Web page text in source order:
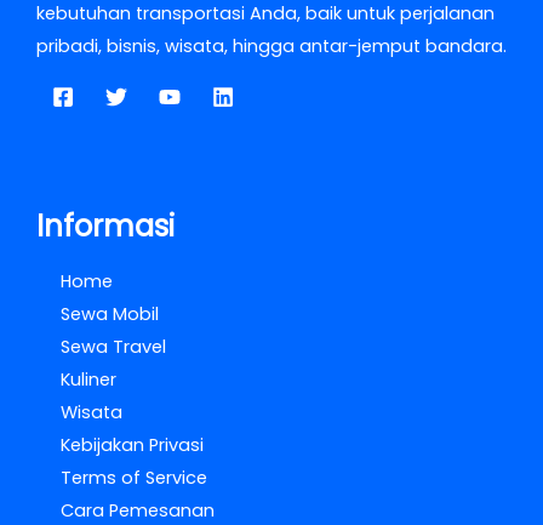
kebutuhan transportasi Anda, baik untuk perjalanan
pribadi, bisnis, wisata, hingga antar-jemput bandara.
Informasi
Home
Sewa Mobil
Sewa Travel
Kuliner
Wisata
Kebijakan Privasi
Terms of Service
Cara Pemesanan